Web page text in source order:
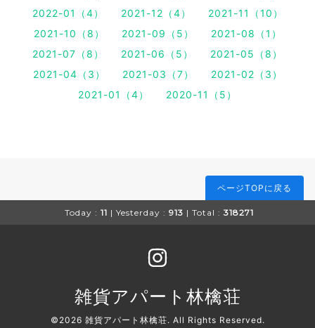
2022-01（4）
2021-12（4）
2021-11（10）
2021-10（8）
2021-09（5）
2021-08（1）
2021-07（8）
2021-06（5）
2021-05（8）
2021-04（3）
2021-03（7）
2021-02（3）
2021-01（4）
2020-11（5）
ページTOPに戻る
Today : 11 | Yesterday : 913 | Total : 318271
雑貨アパート林檎荘
©2026 雑貨アパート林檎荘. All Rights Reserved.